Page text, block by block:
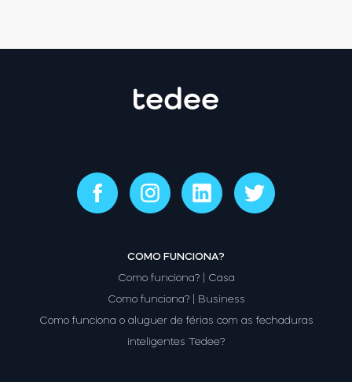
COMO FUNCIONA?
Como funciona? | Casa
Como funciona? | Business
Como funciona o aluguer de férias com as fechaduras
inteligentes Tedee?